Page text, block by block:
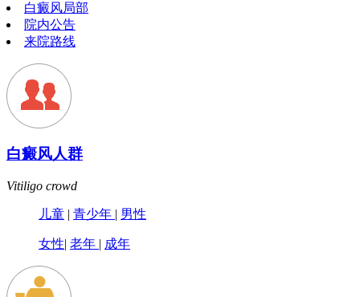
白癜风局部
院内公告
来院路线
白癜风人群
Vitiligo crowd
儿童 | 青少年 | 男性
女性| 老年 | 成年